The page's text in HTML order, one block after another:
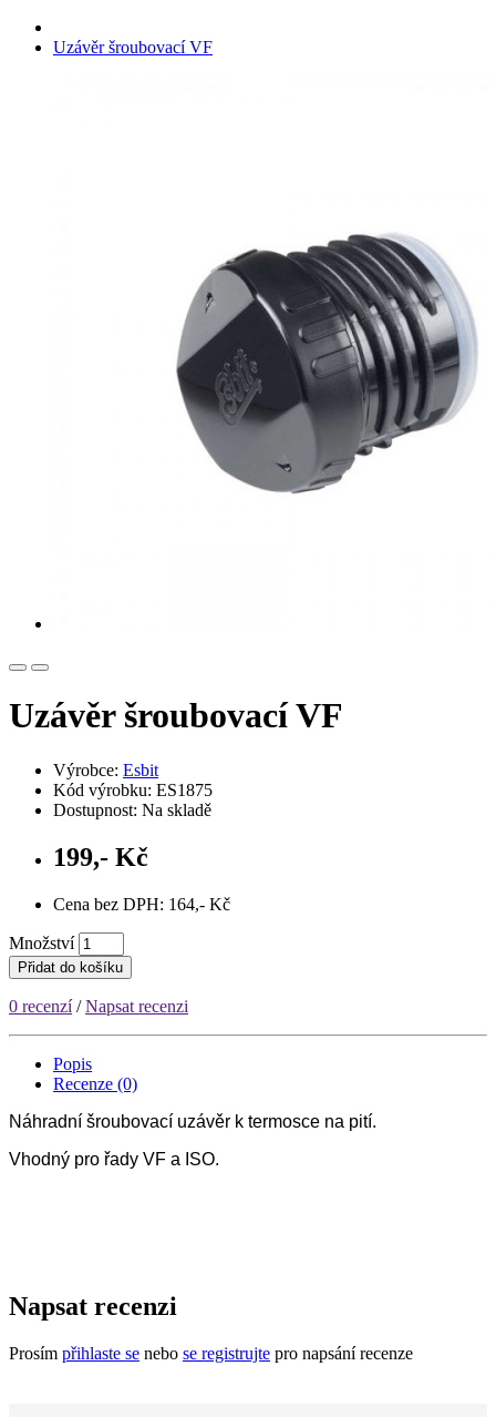
Uzávěr šroubovací VF
Uzávěr šroubovací VF
Výrobce: Esbit
Kód výrobku: ES1875
Dostupnost: Na skladě
199,- Kč
Cena bez DPH: 164,- Kč
Množství
Přidat do košíku
0 recenzí/Napsat recenzi
Popis
Recenze (0)
Náhradní šroubovací uzávěr k termosce na pití.
Vhodný pro řady VF a ISO.
Napsat recenzi
Prosím přihlaste se nebo se registrujte pro napsání recenze